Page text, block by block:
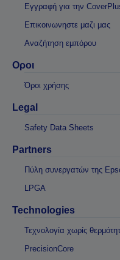
Εγγραφή για την
Επικοινωνηστε μαζι μας
Αναζήτηση εμπόρου
Οροι
Όροι χρήσης
Legal
Safety Data Sheets
Partners
Πύλη συνεργατών της
LPGA
Technologies
Τεχνολογία χωρίς
PrecisionCore